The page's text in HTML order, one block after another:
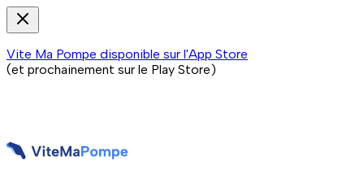
Vite Ma Pompe disponible sur l'App Store
(et prochainement sur le Play Store)